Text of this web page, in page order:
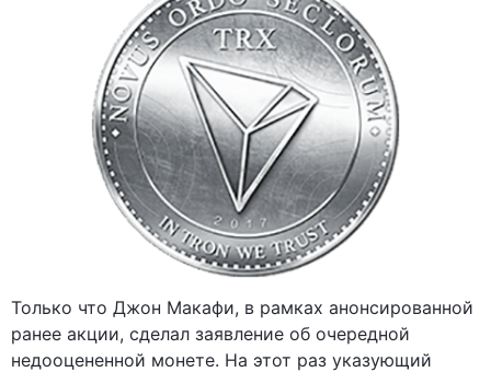
Только что Джон Макафи, в рамках анонсированной
ранее акции, сделал заявление об очередной
недооцененной монете. На этот раз указующий